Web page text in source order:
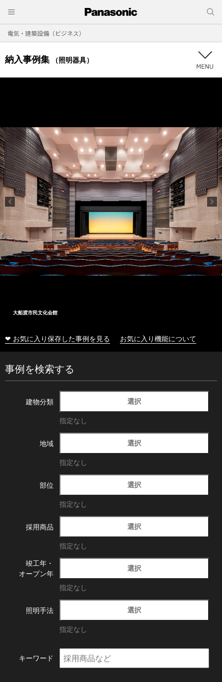
電気・建築設備（ビジネス）
納入事例集 （照明器具）
大船渡市民文化会館
❤ お気に入り保存した事例を見る お気に入り機能について
事例を検索する
建物分類 選択
指定なし
地域 選択
指定なし
部位 選択
指定なし
採用商品 選択
指定なし
竣工年・
オープン年
選択
指定なし
照明手法 選択
指定なし
キーワード